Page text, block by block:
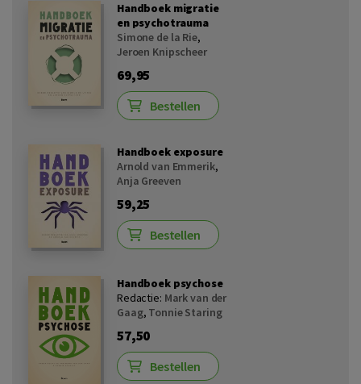
Handboek migratie
en psychotrauma
Simone de la Rie,
Jeroen Knipscheer
69,95
Bestellen
Handboek exposure
Arnold van Emmerik,
Anja Greeven
59,25
Bestellen
Handboek psychose
Redactie: Mark van der
Gaag, Tonnie Staring
57,50
Bestellen